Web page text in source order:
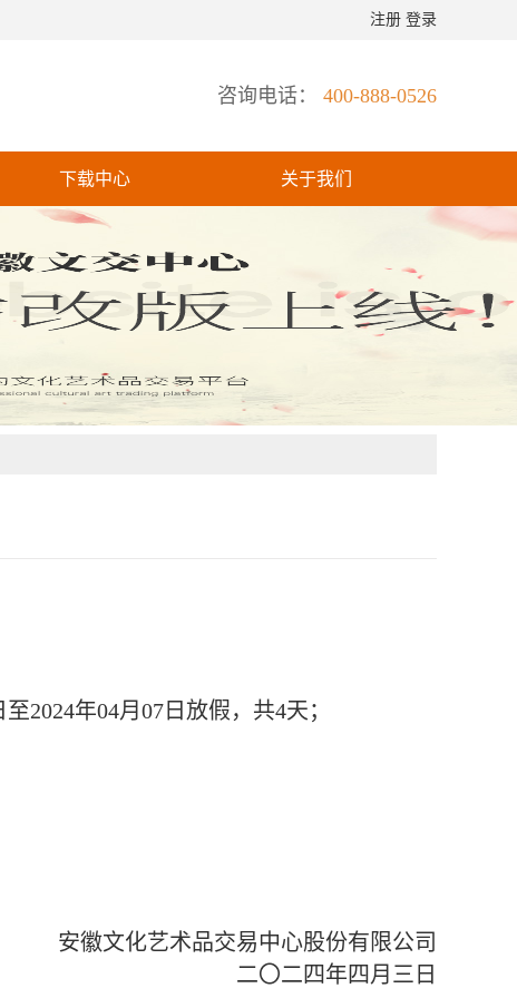
注册 登录
咨询电话： 400-888-0526
下载中心 关于我们
年04月07日放假，共4天；
安徽文化艺术品交易中心股份有限公司
四年四月三日